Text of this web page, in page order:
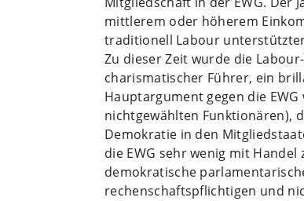
mittlerem oder höherem
traditionell Labour
Zu dieser Zeit wurde die
charismatischer Führer, ein
Hauptargument gegen die
nichtgewählten Funktionären),
Demokratie in den
die EWG sehr wenig mit
demokratische
rechenschaftspflichtigen und